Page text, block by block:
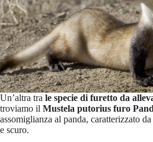
Un’altra tra le specie di furetto da
troviamo il Mustela putorius furo
assomiglianza al panda, caratterizzato
e scuro.